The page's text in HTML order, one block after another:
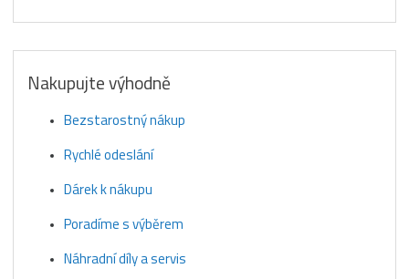
Nakupujte výhodně
Bezstarostný nákup
Rychlé odeslání
Dárek k nákupu
Poradíme s výběrem
Náhradní díly a servis